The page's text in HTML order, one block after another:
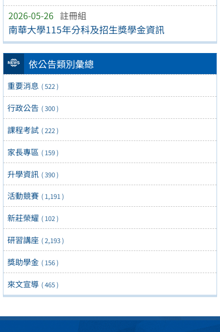
2026-05-26 註冊組
南華大學115年分科及招生獎學金資訊
依公告類別彙總
重要消息 ( 522 )
行政公告 ( 300 )
課程考試 ( 222 )
家長專區 ( 159 )
升學資訊 ( 390 )
活動競賽 ( 1,191 )
新莊榮耀 ( 102 )
研習講座 ( 2,193 )
獎助學金 ( 156 )
來文宣導 ( 465 )